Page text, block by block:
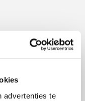
advertenties te